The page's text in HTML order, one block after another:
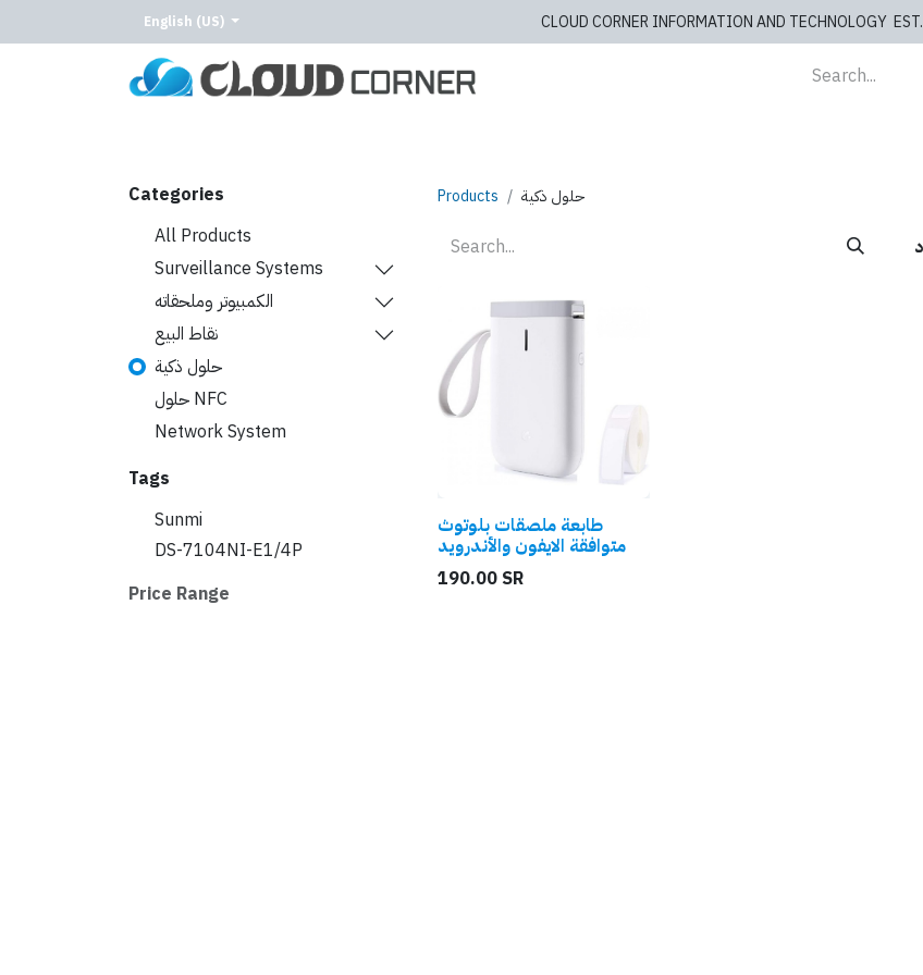
English (US) CLOUD CORNER INFORMATION AND TECHNOLOGY EST.
Categories
All Products
Surveillance Systems
الكمبيوتر وملحقاته
نقاط البيع
حلول ذكية
حلول NFC
Network System
Tags
Sunmi
DS-7104NI-E1/4P
Price Range
Products حلول ذكية
طابعة ملصقات بلوتوث
متوافقة الايفون والأندرويد
190.00 SR